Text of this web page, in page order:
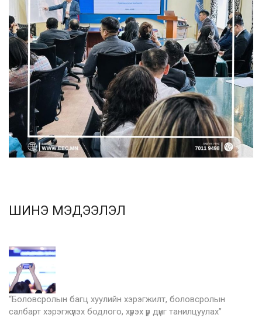
ШИНЭ МЭДЭЭЛЭЛ
“Боловсролын багц хуулийн хэрэгжилт, боловсролын
салбарт хэрэгжүүлэх бодлого, хүрэх үр дүнг танилцуулах”